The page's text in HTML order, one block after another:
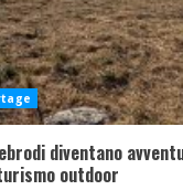
diventano
outdoor